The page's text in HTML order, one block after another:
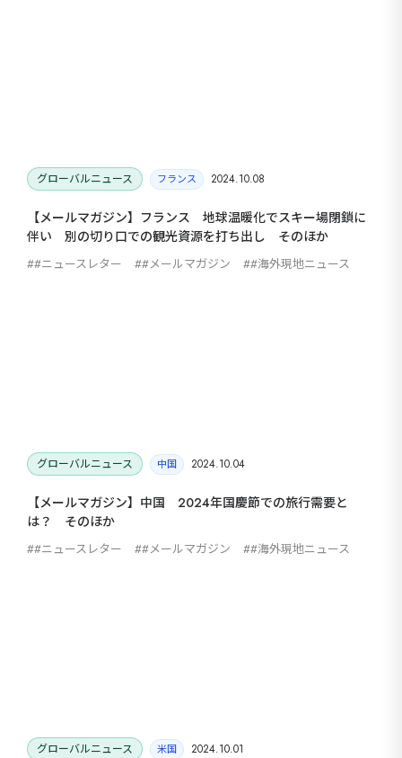
グローバルニュース フランス 2024.10.08
【メールマガジン】フランス 地球温暖化でスキー場閉鎖に
伴い 別の切り口での観光資源を打ち出し そのほか
#ニュースレター #メールマガジン #海外現地ニュース
グローバルニュース 中国 2024.10.04
【メールマガジン】中国 2024年国慶節での旅行需要と
は？ そのほか
#ニュースレター #メールマガジン #海外現地ニュース
グローバルニュース 米国 2024.10.01